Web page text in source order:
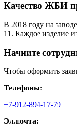
Качество ЖБИ
В 2018 году на
11. Каждое изделие
Начните
Чтобы оформить
Телефоны:
+7-912-894-17-79
Эл.почта: